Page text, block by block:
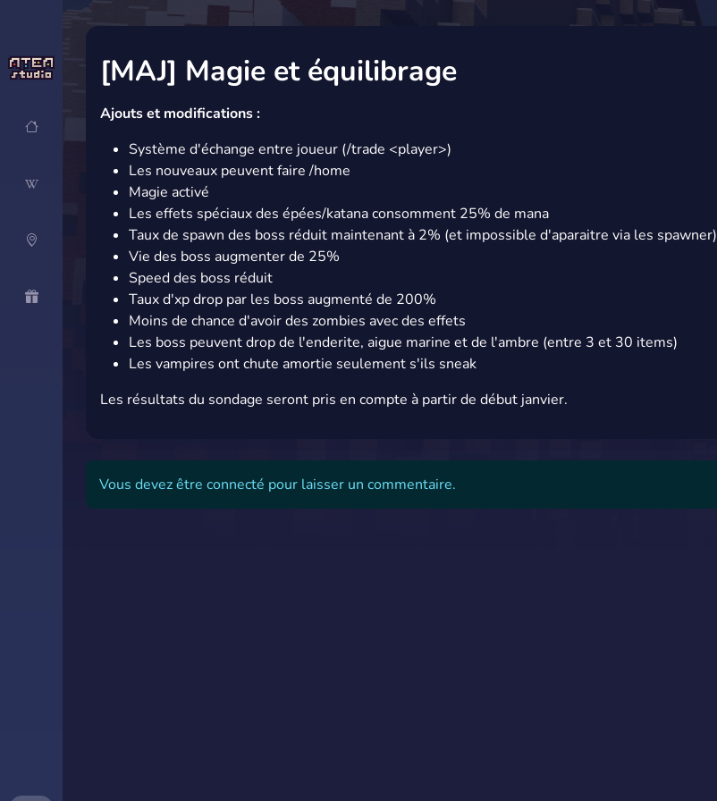
[MAJ] Magie et équilibrage
Ajouts et modifications :
Système d'échange entre joueur (/trade <player>)
Les nouveaux peuvent faire /home
Magie activé
Les effets spéciaux des épées/katana consomment 25% de mana
Taux de spawn des boss réduit maintenant à 2% (et impossible d'aparaitre via les spawner)
Vie des boss augmenter de 25%
Speed des boss réduit
Taux d'xp drop par les boss augmenté de 200%
Moins de chance d'avoir des zombies avec des effets
Les boss peuvent drop de l'enderite, aigue marine et de l'ambre (entre 3 et 30 items)
Les vampires ont chute amortie seulement s'ils sneak
Les résultats du sondage seront pris en compte à partir de début janvier.
Vous devez être connecté pour laisser un commentaire.